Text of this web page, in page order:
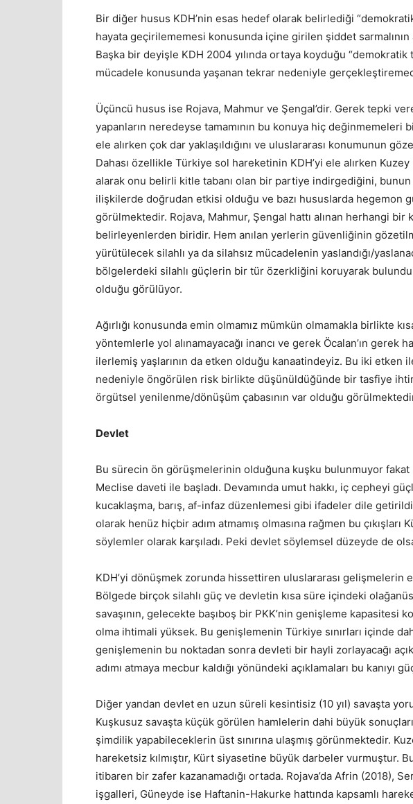
Bir diğer husus KDH’nin esas hedef olarak belirlediği
hayata geçirilememesi konusunda içine girilen şiddet
Başka bir deyişle KDH 2004 yılında ortaya koyduğu
mücadele konusunda yaşanan tekrar nedeniyle
Üçüncü husus ise Rojava, Mahmur ve Şengal’dir. Gerek tepki
yapanların neredeyse tamamının bu konuya hiç değinmemeleri
ele alırken çok dar yaklaşıldığını ve uluslararası konumunun
Dahası özellikle Türkiye sol hareketinin KDH’yi ele alırken
alarak onu belirli kitle tabanı olan bir partiye indirgediğini,
ilişkilerde doğrudan etkisi olduğu ve bazı hususlarda hegemon
görülmektedir. Rojava, Mahmur, Şengal hattı alınan herhangi bir
belirleyenlerden biridir. Hem anılan yerlerin güvenliğinin
yürütülecek silahlı ya da silahsız mücadelenin yaslandığı/
bölgelerdeki silahlı güçlerin bir tür özerkliğini koruyarak
olduğu görülüyor.
Ağırlığı konusunda emin olmamız mümkün olmamakla birlikte
yöntemlerle yol alınamayacağı inancı ve gerek Öcalan’ın gerek
ilerlemiş yaşlarının da etken olduğu kanaatindeyiz. Bu iki etken
nedeniyle öngörülen risk birlikte düşünüldüğünde bir tasfiye
örgütsel yenilenme/dönüşüm çabasının var olduğu
Devlet
Bu sürecin ön görüşmelerinin olduğuna kuşku bulunmuyor fakat
Meclise daveti ile başladı. Devamında umut hakkı, iç cepheyi
kucaklaşma, barış, af-infaz düzenlemesi gibi ifadeler dile
olarak henüz hiçbir adım atmamış olmasına rağmen bu
söylemler olarak karşıladı. Peki devlet söylemsel düzeyde de
KDH’yi dönüşmek zorunda hissettiren uluslararası gelişmelerin
Bölgede birçok silahlı güç ve devletin kısa süre içindeki
savaşının, gelecekte başıboş bir PKK’nin genişleme kapasitesi
olma ihtimali yüksek. Bu genişlemenin Türkiye sınırları içinde
genişlemenin bu noktadan sonra devleti bir hayli zorlayacağı
adımı atmaya mecbur kaldığı yönündeki açıklamaları bu kanıyı
Diğer yandan devlet en uzun süreli kesintisiz (10 yıl) savaşta
Kuşkusuz savaşta küçük görülen hamlelerin dahi büyük
şimdilik yapabileceklerin üst sınırına ulaşmış görünmektedir.
hareketsiz kılmıştır, Kürt siyasetine büyük darbeler vurmuştur.
itibaren bir zafer kazanamadığı ortada. Rojava’da Afrin (2018),
işgalleri, Güneyde ise Haftanin-Hakurke hattında kapsamlı